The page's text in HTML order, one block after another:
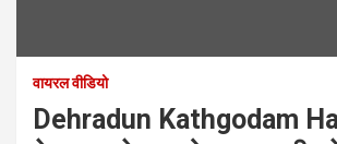
वायरल वीडियो
Dehradun Kathgodam